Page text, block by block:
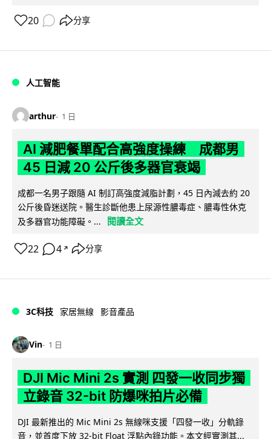
20 分享
人工智能
arthur 1 日
AI 減肥餐單配合高強度操練 成都男
45 日減 20 公斤後多器官衰竭
成都一名男子跟隨 AI 制訂高強度減脂計劃，45 日內減去約 20
公斤後昏迷送院。醫生診斷他患上尿源性膿毒症、膿毒性休克
及多器官功能障礙。...
閱讀全文
22 4 ↗ 分享
3C科技 家居無線 影音產品
Vin 1 日
DJI Mic Mini 2s 實測 四發一收同步獨
立錄音 32-bit 防爆咪拍片必備
DJI 最新推出的 Mic Mini 2s 無線咪支援「四發一收」分軌錄
音，並首度下放 32-bit Float 浮點內錄功能。本文經實測其...